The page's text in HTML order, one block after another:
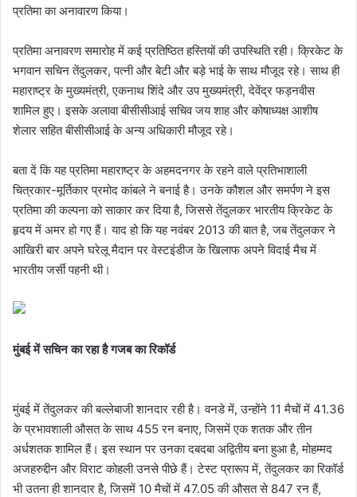
प्रतिमा का अनावारण किया।
प्रतिमा अनावरण समारोह में कई प्रतिष्ठित हस्तियों की उपस्थिति रही। क्रिकेट के
भगवान सचिन तेंदुलकर, पत्नी और बेटी और बड़े भाई के साथ मौजूद रहे। साथ ही
महाराष्ट्र के मुख्यमंत्री, एकनाथ शिंदे और उप मुख्यमंत्री, देवेंद्र फड़नवीस
शामिल हुए। इसके अलावा बीसीसीआई सचिव जय शाह और कोषाध्यक्ष आशीष
शेलार सहित बीसीसीआई के अन्य अधिकारी मौजूद रहे।
बता दें कि यह प्रतिमा महाराष्ट्र के अहमदनगर के रहने वाले प्रतिभाशाली
चित्रकार-मूर्तिकार प्रमोद कांबले ने बनाई है। उनके कौशल और समर्पण ने इस
प्रतिमा की कल्पना को साकार कर दिया है, जिससे तेंदुलकर भारतीय क्रिकेट के
हृदय में अमर हो गए हैं। याद हो कि यह नवंबर 2013 की बात है, जब तेंदुलकर ने
आखिरी बार अपने घरेलू मैदान पर वेस्टइंडीज के खिलाफ अपने विदाई मैच में
भारतीय जर्सी पहनी थी।
मुंबई में सचिन का रहा है गजब का रिकॉर्ड
मुंबई में तेंदुलकर की बल्लेबाजी शानदार रही है। वनडे में, उन्होंने 11 मैचों में 41.36
के प्रभावशाली औसत के साथ 455 रन बनाए, जिसमें एक शतक और तीन
अर्धशतक शामिल हैं। इस स्थान पर उनका दबदबा अद्वितीय बना हुआ है, मोहम्मद
अजहरुद्दीन और विराट कोहली उनसे पीछे हैं। टेस्ट प्रारूप में, तेंदुलकर का रिकॉर्ड
भी उतना ही शानदार है, जिसमें 10 मैचों में 47.05 की औसत से 847 रन हैं,